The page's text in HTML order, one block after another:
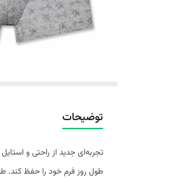
توضیحات
طول روز فرم خود را حفظ کند.